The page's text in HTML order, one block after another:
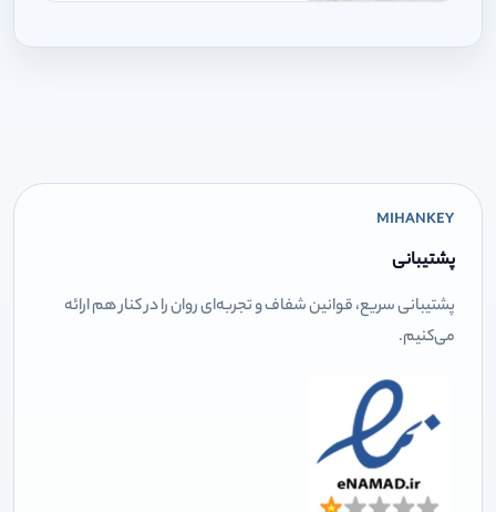
MIHANKEY
پشتیبانی
پشتیبانی سریع، قوانین شفاف و تجربه‌ای روان را در کنار هم ارائه
می‌کنیم.